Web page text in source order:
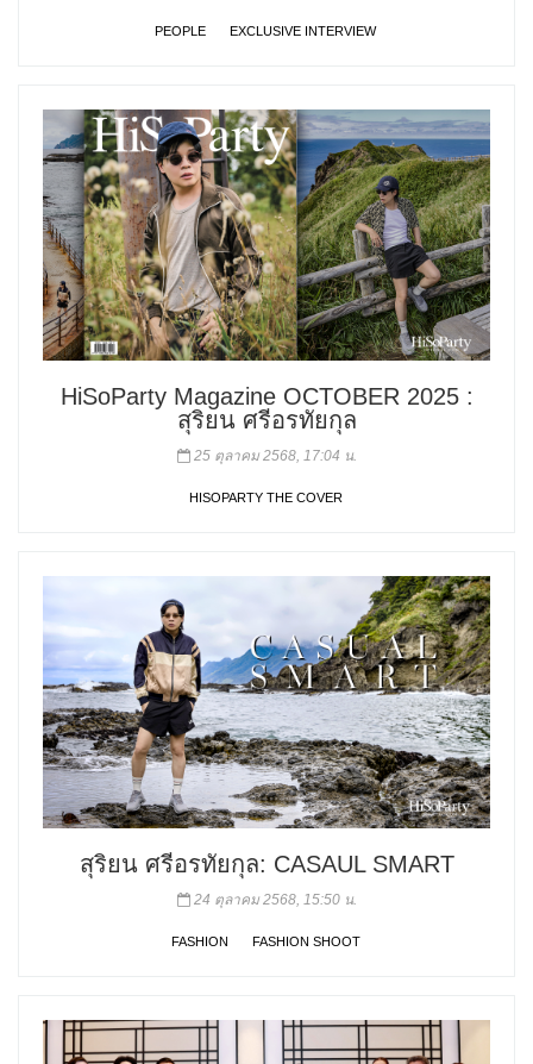
PEOPLE EXCLUSIVE INTERVIEW
HiSoParty Magazine OCTOBER 2025 :
สุริยน ศรีอรทัยกุล
25 ตุลาคม 2568, 17:04 น.
HISOPARTY THE COVER
สุริยน ศรีอรทัยกุล: CASAUL SMART
24 ตุลาคม 2568, 15:50 น.
FASHION FASHION SHOOT